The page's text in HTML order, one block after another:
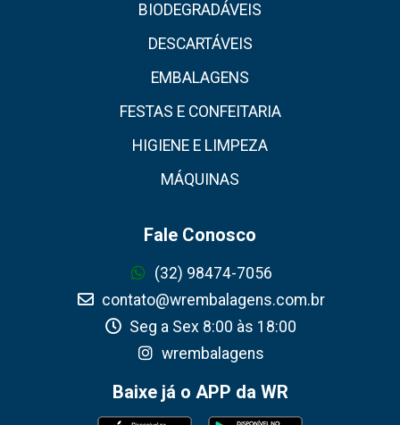
BIODEGRADÁVEIS
DESCARTÁVEIS
EMBALAGENS
FESTAS E CONFEITARIA
HIGIENE E LIMPEZA
MÁQUINAS
Fale Conosco
(32) 98474-7056
contato@wrembalagens.com.br
Seg a Sex 8:00 às 18:00
wrembalagens
Baixe já o APP da WR